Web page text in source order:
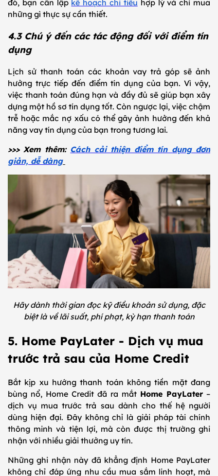
đó, bạn cần lập kế hoạch chi tiêu hợp lý và chỉ mua
những gì thực sự cần thiết.
4.3 Chú ý đến các tác động đối với điểm tín
dụng
Lịch sử thanh toán các khoản vay trả góp sẽ ảnh
hưởng trực tiếp đến điểm tín dụng của bạn. Vì vậy,
việc thanh toán đúng hạn và đầy đủ sẽ giúp bạn xây
dựng một hồ sơ tín dụng tốt. Còn ngược lại, việc chậm
trễ hoặc mắc nợ xấu có thể gây ảnh hưởng đến khả
năng vay tín dụng của bạn trong tương lai.
>>> Xem thêm: Cách cải thiện điểm tín dụng đơn
giản, dễ dàng
Hãy dành thời gian đọc kỹ điều khoản sử dụng, đặc
biệt là về lãi suất, phí phạt, kỳ hạn thanh toán
5. Home PayLater - Dịch vụ mua
trước trả sau của Home Credit
Bắt kịp xu hướng thanh toán không tiền mặt đang
bùng nổ, Home Credit đã ra mắt Home PayLater –
dịch vụ mua trước trả sau dành cho thế hệ người
dùng hiện đại. Đây không chỉ là giải pháp tài chính
thông minh và tiện lợi, mà còn được thị trường ghi
nhận với nhiều giải thưởng uy tín.
Những ghi nhận này đã khẳng định Home PayLater
không chỉ đáp ứng nhu cầu mua sắm linh hoạt, mà